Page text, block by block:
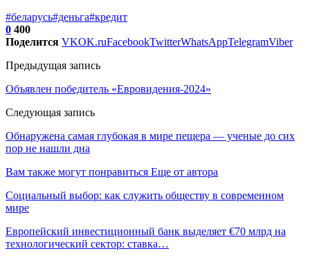
#беларусь#деньга#кредит
0 400
Поделится VKOK.ruFacebookTwitterWhatsAppTelegramViber
Предыдущая запись
Объявлен победитель «Евровидения-2024»
Следующая запись
Обнаружена самая глубокая в мире пещера — ученые до сих
пор не нашли дна
Вам также могут понравиться Еще от автора
Социальный выбор: как служить обществу в современном
мире
Европейский инвестиционный банк выделяет €70 млрд на
технологический сектор: ставка…